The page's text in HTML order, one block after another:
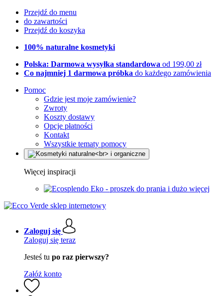
Przejdź do menu
do zawartości
Przejdź do koszyka
100% naturalne kosmetyki
Polska: Darmowa wysyłka standardowa od 199,00 zł
Co najmniej 1 darmowa próbka do każdego zamówienia
Pomoc
Gdzie jest moje zamówienie?
Zwroty
Koszty dostawy
Opcje płatności
Kontakt
Wszystkie tematy pomocy
Więcej inspiracji
Eko - proszek do prania i dużo więcej
Zaloguj się
Zaloguj się teraz
Jesteś tu po raz pierwszy?
Załóż konto